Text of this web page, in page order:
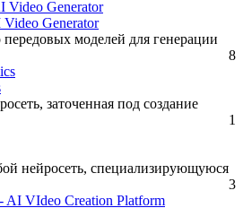
Generator
моделей для генерации
8
заточенная под создание
1
нейросеть, специализирующуюся
3